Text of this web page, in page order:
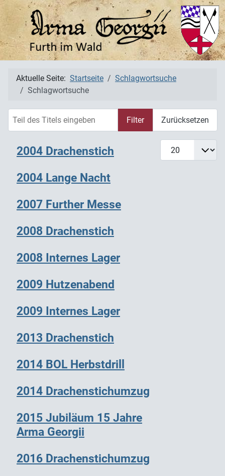
Aktuelle Seite: Startseite
Schlagwortsuche
Schlagwortsuche
Filter Zurücksetzen
Anzeige #
2004 Drachenstich
2004 Lange Nacht
2007 Further Messe
2008 Drachenstich
2008 Internes Lager
2009 Hutzenabend
2009 Internes Lager
2013 Drachenstich
2014 BOL Herbstdrill
2014 Drachenstichumzug
2015 Jubiläum 15 Jahre
Arma Georgii
2016 Drachenstichumzug